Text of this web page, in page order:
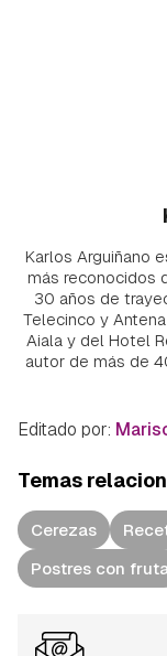
Karlos Arguiñano
más reconocidos
30 años de
Telecinco y
Aiala y del Hotel
autor de más de
Editado por:
Temas
Cerezas
Postres con